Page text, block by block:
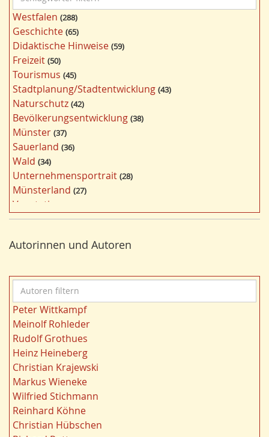
c
h
l
a
g
w
ö
r
t
e
r
f
i
l
t
e
r
n
Westfalen 288
Geschichte 65
Didaktische Hinweise 59
Freizeit 50
Tourismus 45
Stadtplanung/Stadtentwicklung 43
Naturschutz 42
Bevölkerungsentwicklung 38
Münster 37
Sauerland 36
Wald 34
Unternehmensportrait 28
Münsterland 27
Vegetation
Nordrhein-Westfalen 25
Bergbau 24
Kultur 22
Gewässer 21
Kulturlandschaft 21
Wohnen 21
Ländliche Entwicklung
Ruhrgebiet 20
Migration/Wanderung
Strukturwandel
Städtebau 20
Wahl 20
Landschaft 19
Autorinnen und Autoren
u
t
o
r
e
n
f
i
l
t
Peter Wittkampf
Meinolf Rohleder
Rudolf Grothues
Heinz Heineberg
Christian Krajewski
Markus Wieneke
Wilfried Stichmann
Reinhard Köhne
Christian Hübschen